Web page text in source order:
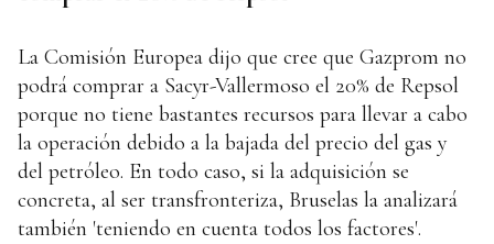
La Comisión Europea dijo que cree que Gazprom no
podrá comprar a Sacyr-Vallermoso el 20% de Repsol
porque no tiene bastantes recursos para llevar a cabo
la operación debido a la bajada del precio del gas y
del petróleo. En todo caso, si la adquisición se
concreta, al ser transfronteriza, Bruselas la analizará
también 'teniendo en cuenta todos los factores'.